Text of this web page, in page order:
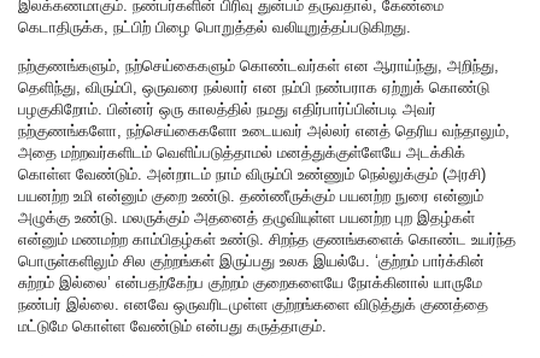
இலக்கணமாகும். நண்பர்களின் பிரிவு துன்பம் தருவதால், கேண்மை
கெடாதிருக்க, நட்பிற் பிழை பொறுத்தல் வலியுறுத்தப்படுகிறது.
நற்குணங்களும், நற்செய்கைகளும் கொண்டவர்கள் என ஆராய்ந்து, அறிந்து,
தெளிந்து, விரும்பி, ஒருவரை நல்லார் என நம்பி நண்பராக ஏற்றுக் கொண்டு
பழகுகிறோம். பின்னர் ஒரு காலத்தில் நமது எதிர்பார்ப்பின்படி அவர்
நற்குணங்களோ, நற்செய்கைகளோ உடையவர் அல்லர் எனத் தெரிய வந்தாலும்,
அதை மற்றவர்களிடம் வெளிப்படுத்தாமல் மனத்துக்குள்ளேயே அடக்கிக்
கொள்ள வேண்டும். அன்றாடம் நாம் விரும்பி உண்ணும் நெல்லுக்கும் (அரசி)
பயனற்ற உமி என்னும் குறை உண்டு. தண்ணீருக்கும் பயனற்ற நுரை என்னும்
அழுக்கு உண்டு. மலருக்கும் அதனைத் தழுவியுள்ள பயனற்ற புற இதழ்கள்
என்னும் மணமற்ற காம்பிதழ்கள் உண்டு. சிறந்த குணங்களைக் கொண்ட உயர்ந்த
பொருள்களிலும் சில குற்றங்கள் இருப்பது உலக இயல்பே. ‘குற்றம் பார்க்கின்
சுற்றம் இல்லை’ என்பதற்கேற்ப குற்றம் குறைகளையே நோக்கினால் யாருமே
நண்பர் இல்லை. எனவே ஒருவரிடமுள்ள குற்றங்களை விடுத்துக் குணத்தை
மட்டுமே கொள்ள வேண்டும் என்பது கருத்தாகும்.